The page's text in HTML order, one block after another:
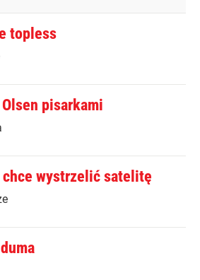
topless
pisarkami
wystrzelić satelitę